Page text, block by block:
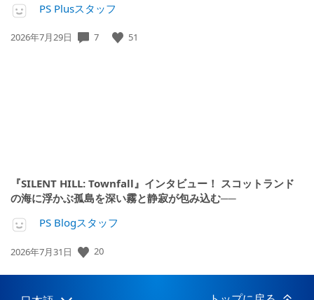
PS Plusスタッフ
公
2026年7月29日 7 51
『SILENT HILL: Townfall』インタビュー！ スコットランド
の海に浮かぶ孤島を深い霧と静寂が包み込む──
PS Blogスタッフ
公
日:
2026年7月31日 20